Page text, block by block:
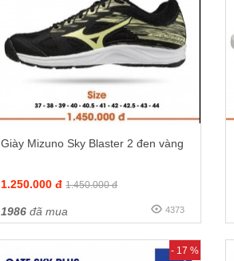
Giày Mizuno Sky Blaster 2 đen vàng
1.250.000 đ 1.450.000 đ
1986 đã mua 4373
- 17 %